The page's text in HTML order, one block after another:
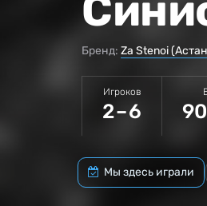
Бренд: Za Stenoi
Игроков
2 – 6
Мы здесь играли